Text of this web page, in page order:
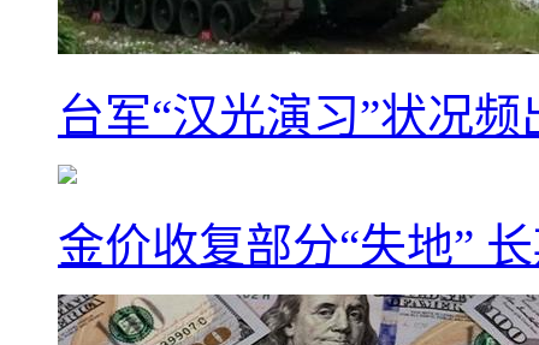
台军“汉光演习”状况
金价收复部分“失地”